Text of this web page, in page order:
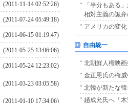
(2011-11-14 02:52:26)
(2011-07-24 05:49:18)
(2011-06-15 01:19:47)
(2011-05-25 13:06:06)
(2011-05-24 12:23:02)
(2011-03-23 03:05:58)
(2011-01-10 17:34:06)
「半分もある
相対主義の詭
アメリカの変化
自由統一
北朝鮮人権映
金正恩氏の権
北韓が新たな
趙成允氏へ「